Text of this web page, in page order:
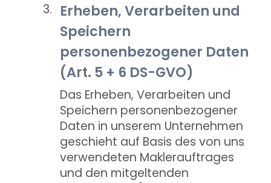
Erheben, Verarbeiten und
Speichern
personenbezogener Daten
(Art. 5 + 6 DS-GVO)
Das Erheben, Verarbeiten und
Speichern personenbezogener
Daten in unserem Unternehmen
geschieht auf Basis des von uns
verwendeten Maklerauftrages
und den mitgeltenden